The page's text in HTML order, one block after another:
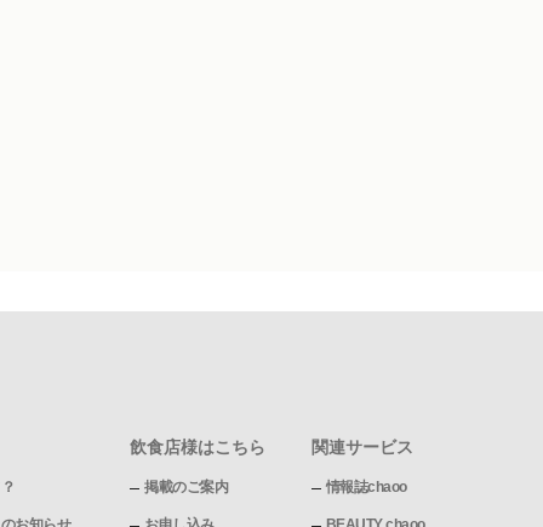
飲食店様はこちら
掲載のご案内
関連サービス
情報誌chaoo